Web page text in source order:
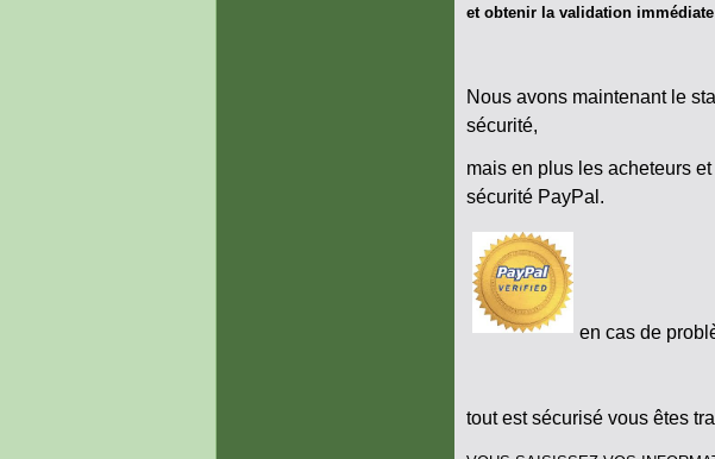
et obtenir la validation
Nous avons maintenant le
sécurité,
mais en plus les acheteurs
sécurité PayPal.
en cas de
tout est sécurisé vous êtes